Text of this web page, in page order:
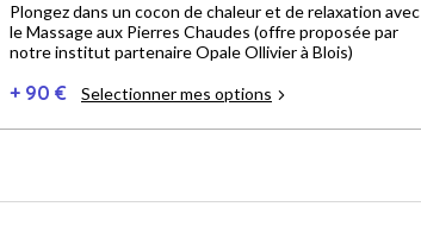
Plongez dans un cocon de chaleur et de relaxation avec
le Massage aux Pierres Chaudes (offre proposée par
notre institut partenaire Opale Ollivier à Blois)
+ 90 € Selectionner mes options